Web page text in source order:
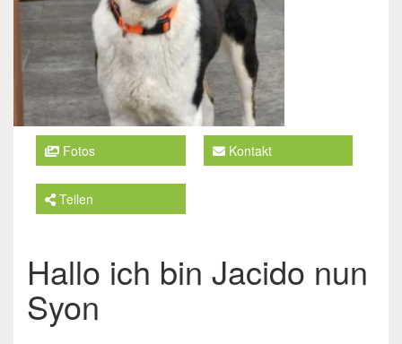
Fotos Kontakt
Teilen
Hallo ich bin Jacido nun
Syon